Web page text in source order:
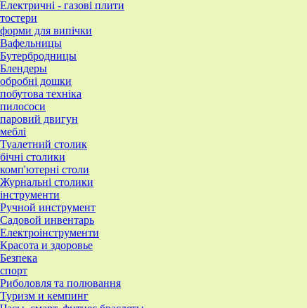
Електричні - газові плити
тостери
форми для випічки
Вафельницы
Бутербродницы
Блендеры
обробні дошки
побутова техніка
пилососи
паровий двигун
меблі
Туалетний столик
бічні столики
комп'ютерні столи
Журнальні столики
інструменти
Ручной инструмент
Садовой инвентарь
Електроінструменти
Красота и здоровье
Безпека
спорт
Риболовля та полювання
Туризм и кемпинг